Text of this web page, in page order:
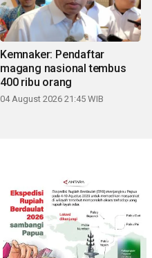
Kemnaker: Pendaftar
magang nasional tembus
400 ribu orang
04 August 2026 21:45 WIB